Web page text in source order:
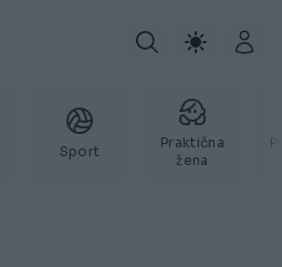
Sport
Praktična
žena